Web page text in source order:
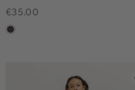
€35.00
choco